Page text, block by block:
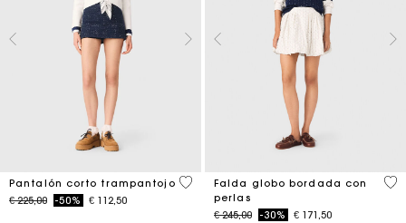
Pantalón corto trampantojo
Price reduced from
€ 225,00to-50% € 112,50
3,7 out of 5 Customer Rating
Falda globo bordada con
perlas
Price reduced from
€ 245,00to-30% € 171,50
5